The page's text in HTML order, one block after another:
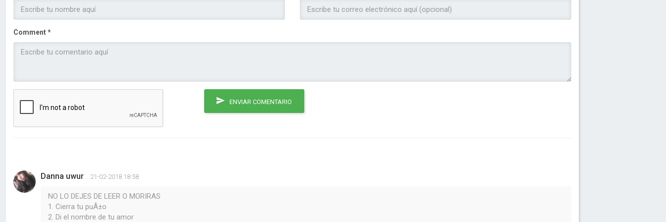
Comment *
ENVIAR COMENTARIO
Danna uwur 21-02-2018 18:58
NO LO DEJES DE LEER O MORIRAS
1. Cierra tu puÃ±o
2. Di el nombre de tu amor